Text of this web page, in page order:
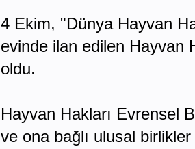
4 Ekim, "Dünya Hayvan
evinde ilan edilen Hayvan
oldu.
Hayvan Hakları Evrensel
ve ona bağlı ulusal